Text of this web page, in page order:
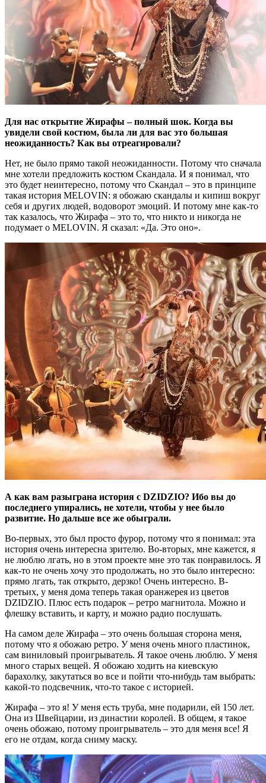
Для нас открытие Жирафы – полный шок. Когда вы
увидели свой костюм, была ли для вас это большая
неожиданность? Как вы отреагировали?
Нет, не было прямо такой неожиданности. Потому что сначала
мне хотели предложить костюм Скандала. И я понимал, что
это будет неинтересно, потому что Скандал – это в принципе
такая история MELOVIN: я обожаю скандалы и кипиш вокруг
себя и других людей, водоворот эмоций. И потому мне как-то
так казалось, что Жирафа – это то, что никто и никогда не
подумает о MELOVIN. Я сказал: «Да. Это оно».
А как вам разыграна история с DZIDZIO? Ибо вы до
последнего упирались, не хотели, чтобы у нее было
развитие. Но дальше все же обыграли.
Во-первых, это был просто фурор, потому что я понимал: эта
история очень интересна зрителю. Во-вторых, мне кажется, я
не люблю лгать, но в этом проекте мне это так понравилось. Я
как-то не очень хочу это продолжать, но это было интересно:
прямо лгать, так открыто, дерзко! Очень интересно. В-
третьих, у меня дома теперь такая оранжерея из цветов
DZIDZIO. Плюс есть подарок – ретро магнитола. Можно и
флешку вставить, и карту, и можно радио послушать.
На самом деле Жирафа – это очень большая сторона меня,
потому что я обожаю ретро. У меня очень много пластинок,
сам виниловый проигрыватель. Я такое очень люблю. У меня
много старых вещей. Я обожаю ходить на киевскую
барахолку, закутаться во все и пойти что-нибудь там выбрать:
какой-то подсвечник, что-то такое с историей.
Жирафа – это я! У меня есть труба, мне подарили, ей 150 лет.
Она из Швейцарии, из династии королей. В общем, я такое
очень обожаю, потому проигрыватель – это для меня все! Я
его не отдам, когда сниму маску.